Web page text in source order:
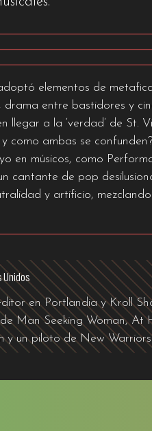
elementos de
drama entre bastidores y
llegar a la ‘verdad’ de St.
como ambas se
en músicos, como
cantante de pop
y artificio,
Unidos
en Portlandia y Kroll
Man Seeking Woman, At
y un piloto de New